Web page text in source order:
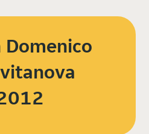
Domenico